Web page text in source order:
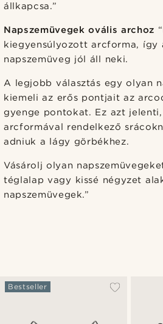
állkapcsa.”
Napszemüvegek ovális archoz
kiegyensúlyozott arcforma, így
napszemüveg jól áll neki.
A legjobb választás egy olyan
kiemeli az erős pontjait az
gyenge pontokat. Ez azt
arcformával rendelkező
adniuk a lágy görbékhez.
Vásárolj olyan
téglalap vagy kissé négyzet
napszemüvegek.”
Bestseller